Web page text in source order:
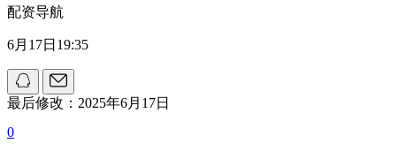
配资导航
6月17日19:35
最后修改：2025年6月17日
0